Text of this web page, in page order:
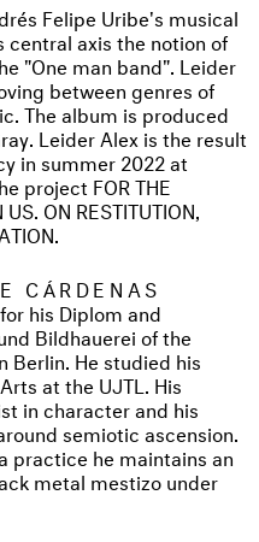
Felipe Uribe's musical
central axis the notion of
"One man band". Leider
between genres of
The album is produced
Leider Alex is the result
in summer 2022 at
project FOR THE
ON RESTITUTION,
CÁRDENAS
his Diplom and
Bildhauerei of the
Berlin. He studied his
at the UJTL. His
in character and his
semiotic ascension.
practice he maintains an
metal mestizo under